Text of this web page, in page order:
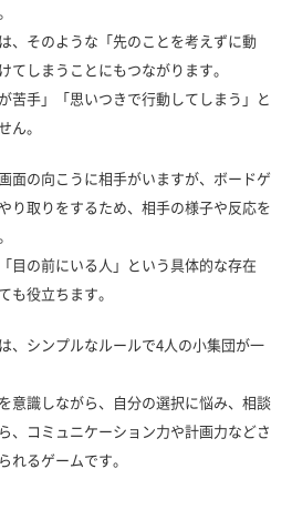
、そのような「先のことを考えずに動
てしまうことにもつながります。
苦手」「思いつきで行動してしまう」と
ん。
面の向こうに相手がいますが、ボードゲ
り取りをするため、相手の様子や反応を
目の前にいる人」という具体的な存在
も役立ちます。
、シンプルなルールで4人の小集団が一
意識しながら、自分の選択に悩み、相談
、コミュニケーション力や計画力などさ
れるゲームです。